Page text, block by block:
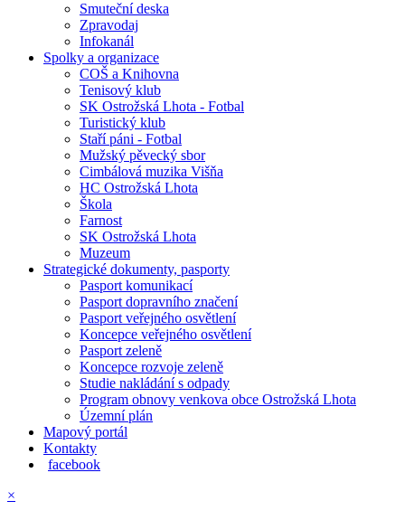
Smuteční deska
Zpravodaj
Infokanál
Spolky a organizace
COŠ a Knihovna
Tenisový klub
SK Ostrožská Lhota - Fotbal
Turistický klub
Staří páni - Fotbal
Mužský pěvecký sbor
Cimbálová muzika Višňa
HC Ostrožská Lhota
Škola
Farnost
SK Ostrožská Lhota
Muzeum
Strategické dokumenty, pasporty
Pasport komunikací
Pasport dopravního značení
Pasport veřejného osvětlení
Koncepce veřejného osvětlení
Pasport zeleně
Koncepce rozvoje zeleně
Studie nakládání s odpady
Program obnovy venkova obce Ostrožská Lhota
Územní plán
Mapový portál
Kontakty
facebook
×